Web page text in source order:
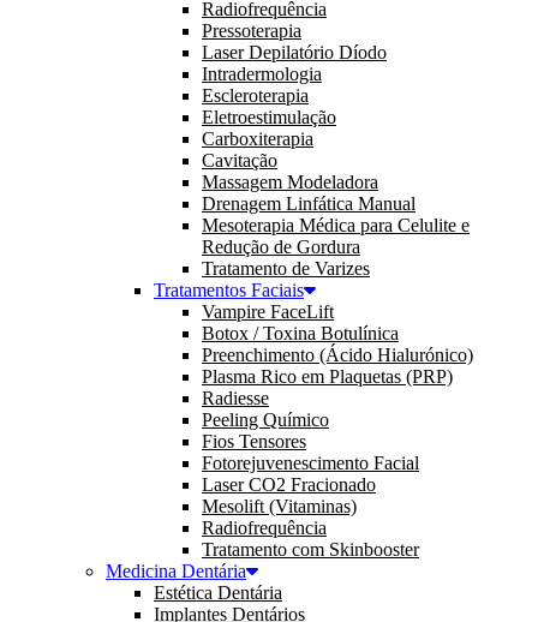
Radiofrequência
Pressoterapia
Laser Depilatório Díodo
Intradermologia
Escleroterapia
Eletroestimulação
Carboxiterapia
Cavitação
Massagem Modeladora
Drenagem Linfática Manual
Mesoterapia Médica para Celulite e
Redução de Gordura
Tratamento de Varizes
Tratamentos Faciais
Vampire FaceLift
Botox / Toxina Botulínica
Preenchimento (Ácido Hialurónico)
Plasma Rico em Plaquetas (PRP)
Radiesse
Peeling Químico
Fios Tensores
Fotorejuvenescimento Facial
Laser CO2 Fracionado
Mesolift (Vitaminas)
Radiofrequência
Tratamento com Skinbooster
Medicina Dentária
Estética Dentária
Implantes Dentários